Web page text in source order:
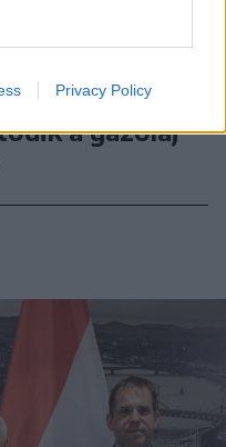
Privacy Policy
a gázolaj